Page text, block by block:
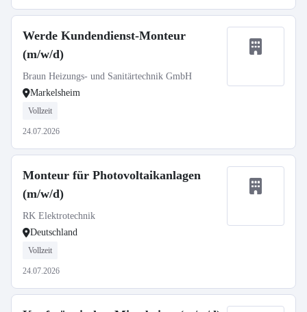
Werde Kundendienst-Monteur
(m/w/d)
Braun Heizungs- und Sanitärtechnik GmbH
Markelsheim
Vollzeit
24.07.2026
Monteur für Photovoltaikanlagen
(m/w/d)
RK Elektrotechnik
Deutschland
Vollzeit
24.07.2026